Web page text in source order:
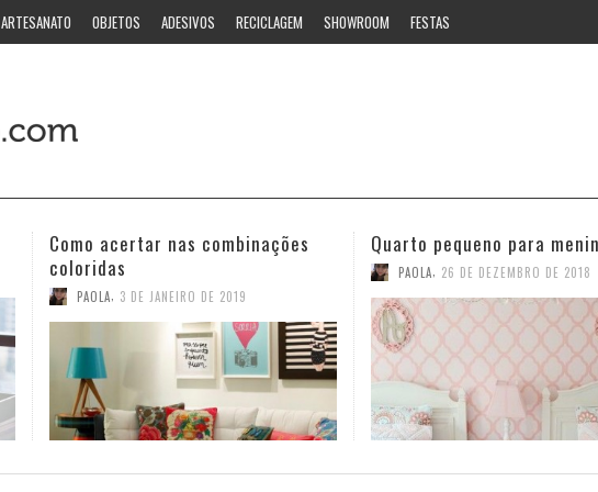
ARTESANATO OBJETOS ADESIVOS RECICLAGEM SHOWROOM FESTAS
Quarto pequeno para meninas
PAOLA, 26 DE DEZEMBRO DE 2018
Ideias estilosas para o
PAOLA 12 DE NOVEMBRO DE 2018